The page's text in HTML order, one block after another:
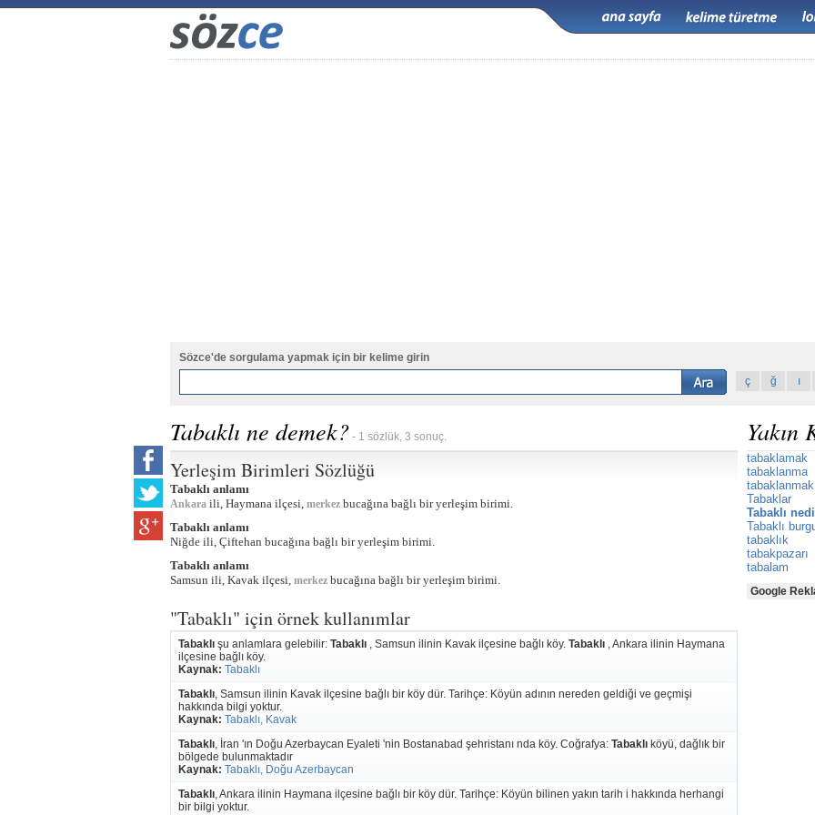
Sözce'de sorgulama yapmak için bir kelime girin
ç
ğ ı
Tabaklı ne demek? - 1 sözlük, 3 sonuç.
Yerleşim Birimleri Sözlüğü
Tabaklı anlamı
Ankara ili, Haymana ilçesi, merkez bucağına bağlı bir yerleşim birimi.
Tabaklı anlamı
Niğde ili, Çiftehan bucağına bağlı bir yerleşim birimi.
Tabaklı anlamı
Samsun ili, Kavak ilçesi, merkez bucağına bağlı bir yerleşim birimi.
"Tabaklı" için örnek kullanımlar
Tabaklı şu anlamlara gelebilir: Tabaklı , Samsun ilinin Kavak ilçesine bağlı köy. Tabaklı , Ankara ilinin Haymana
ilçesine bağlı köy.
Kaynak: Tabaklı
Tabaklı, Samsun ilinin Kavak ilçesine bağlı bir köy dür. Tarihçe: Köyün adının nereden geldiği ve geçmişi
hakkında bilgi yoktur.
Kaynak: Tabaklı, Kavak
Tabaklı, İran 'ın Doğu Azerbaycan Eyaleti 'nin Bostanabad şehristanı nda köy. Coğrafya: Tabaklı köyü, dağlık bir
bölgede bulunmaktadır
Kaynak: Tabaklı, Doğu Azerbaycan
Tabaklı, Ankara ilinin Haymana ilçesine bağlı bir köy dür. Tarihçe: Köyün bilinen yakın tarih i hakkında herhangi
bir bilgi yoktur.
Yakın
tabaklamak
tabaklanma
tabaklanmak
Tabaklar
Tabaklı
Tabaklı
tabaklık
tabakpazarı
tabalam
Google